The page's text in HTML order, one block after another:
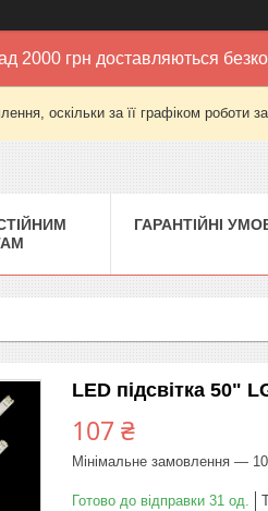
2000 грн доставляються
оскільки за її графіком
ГАРАНТІЙНІ
LED підсвітка 50"
107 ₴
Мінімальне замовлення —
Готово до відправки 31 од.